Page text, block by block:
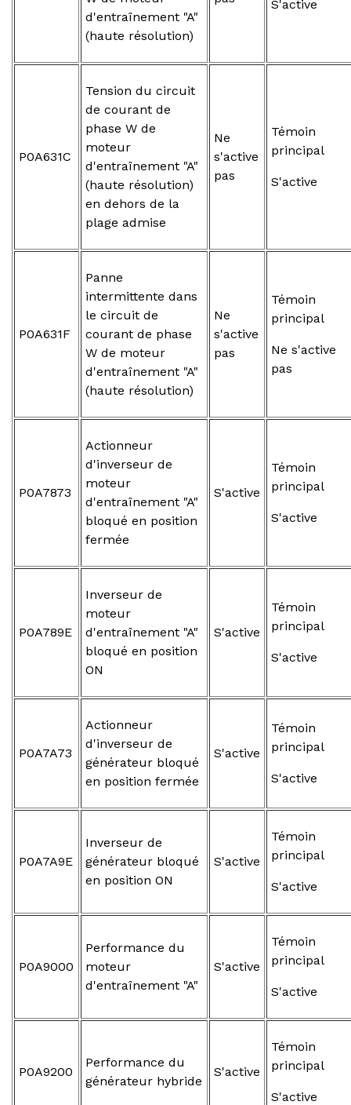
d'entraînement "A"
(haute résolution)
S'active
P0A631C
Tension du circuit
de courant de
phase W de
moteur
d'entraînement "A"
(haute résolution)
en dehors de la
plage admise
Ne
s'active
pas
Témoin
principal
S'active
P0A631F
Panne
intermittente dans
le circuit de
courant de phase
W de moteur
d'entraînement "A"
(haute résolution)
Ne
s'active
pas
Témoin
principal
Ne s'active
pas
P0A7873
Actionneur
d'inverseur de
moteur
d'entraînement "A"
bloqué en position
fermée
S'active
Témoin
principal
S'active
P0A789E
Inverseur de
moteur
d'entraînement "A"
bloqué en position
ON
S'active
Témoin
principal
S'active
P0A7A73
Actionneur
d'inverseur de
générateur bloqué
en position fermée
S'active
Témoin
principal
S'active
P0A7A9E
Inverseur de
générateur bloqué
en position ON
S'active
Témoin
principal
S'active
P0A9000
Performance du
moteur
d'entraînement "A"
S'active
Témoin
principal
S'active
P0A9200
Performance du
générateur hybride
S'active
Témoin
principal
S'active